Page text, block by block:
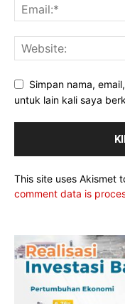
Simpan nama,
untuk lain kali saya
This site uses Akismet
comment data is